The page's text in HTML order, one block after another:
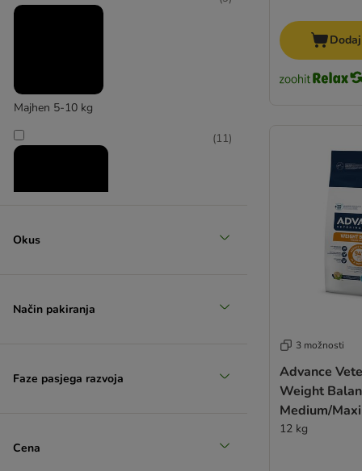
Majhen 5-10 kg
(11)
Velik 26-45 kg
Okus
Način pakiranja
Faze pasjega razvoja
Cena
3 možnosti
Advance
Weight
Medium/Maxi
12 kg